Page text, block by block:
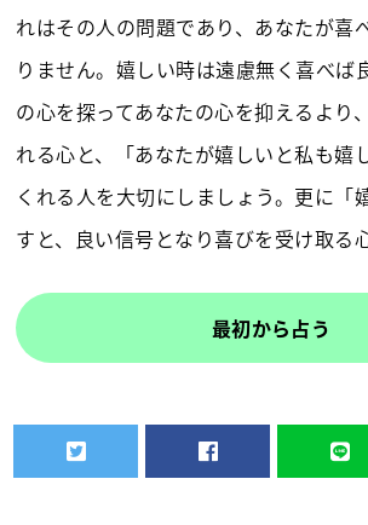
れはその人の問題であり、あなたが喜
りません。嬉しい時は遠慮無く喜べば
の心を探ってあなたの心を抑えるより
れる心と、「あなたが嬉しいと私も嬉
くれる人を大切にしましょう。更に「
すと、良い信号となり喜びを受け取る
最初から占う